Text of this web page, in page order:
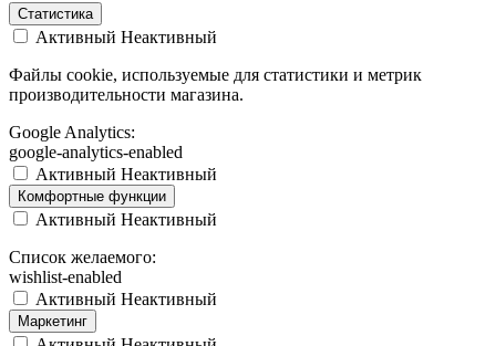
Статистика
Активный Неактивный
Файлы cookie, используемые для статистики и метрик
производительности магазина.
Google Analytics:
google-analytics-enabled
Активный Неактивный
Комфортные функции
Активный Неактивный
Список желаемого:
wishlist-enabled
Активный Неактивный
Маркетинг